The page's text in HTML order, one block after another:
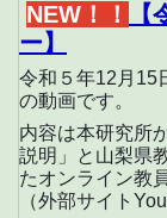
NEW！！
ー】
令和５年12月15
の動画です。
内容は本研究所
説明」と山梨県
たオンライン教
（外部サイト